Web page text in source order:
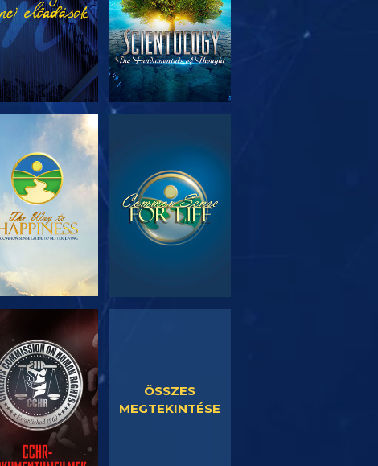
A SOROZAT
RÉSZEI
MŰSORNÉZÉS
ÖSSZES
MEGTEKINTÉSE